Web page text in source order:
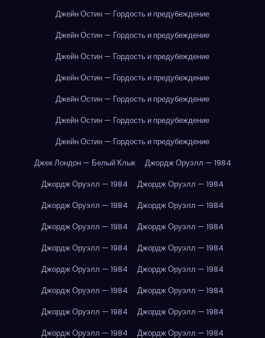
Джейн Остин — Гордость и предубеждение
Джейн Остин — Гордость и предубеждение
Джейн Остин — Гордость и предубеждение
Джейн Остин — Гордость и предубеждение
Джейн Остин — Гордость и предубеждение
Джейн Остин — Гордость и предубеждение
Джейн Остин — Гордость и предубеждение
Джек Лондон — Белый Клык
Джордж Оруэлл — 1984
Джордж Оруэлл — 1984
Джордж Оруэлл — 1984
Джордж Оруэлл — 1984
Джордж Оруэлл — 1984
Джордж Оруэлл — 1984
Джордж Оруэлл — 1984
Джордж Оруэлл — 1984
Джордж Оруэлл — 1984
Джордж Оруэлл — 1984
Джордж Оруэлл — 1984
Джордж Оруэлл — 1984
Джордж Оруэлл — 1984
Джордж Оруэлл — 1984
Джордж Оруэлл — 1984
Джордж Оруэлл — 1984
Джордж Оруэлл — 1984